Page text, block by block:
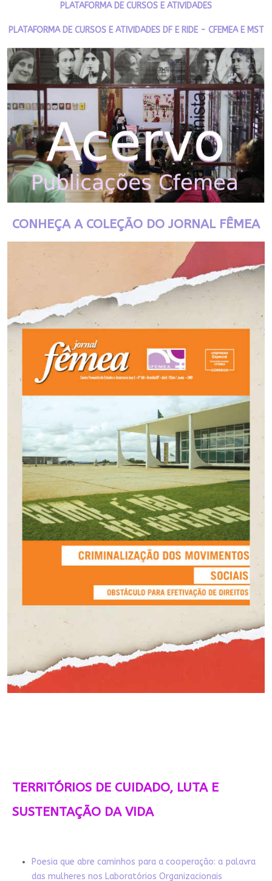
PLATAFORMA DE CURSOS E ATIVIDADES
PLATAFORMA DE CURSOS E ATIVIDADES DF E RIDE - CFEMEA E MST
CONHEÇA A COLEÇÃO DO JORNAL FÊMEA
TERRITÓRIOS DE CUIDADO, LUTA E
SUSTENTAÇÃO DA VIDA
Poesia que abre caminhos para a cooperação: a palavra
das mulheres nos Laboratórios Organizacionais